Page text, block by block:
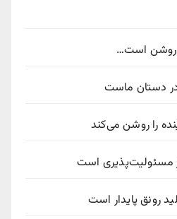
روشن است…
در دستان ماست
را روشن می‌کند
مسئولیت‌پذیری است
رونق پایدار است